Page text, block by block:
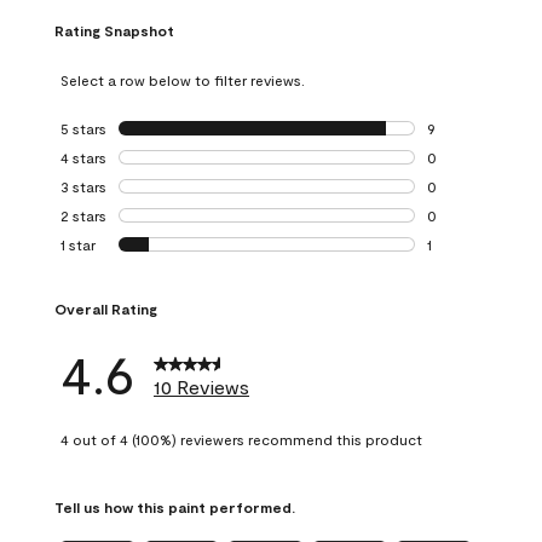
Rating Snapshot
Select a row below to filter reviews.
5 stars stars
9
9 reviews with 5
4 stars stars
0
0 reviews with 4
3 stars stars
0
0 reviews with 3
2 stars stars
0
0 reviews with 2
1 star stars
1
Overall Rating
4.6 10 Reviews
4 out of 4 (100%) reviewers recommend this product
Tell us how this paint performed.